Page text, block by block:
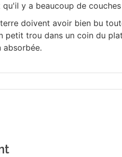
y a beaucoup de
doivent avoir bien bu
petit trou dans un coin du
absorbée.